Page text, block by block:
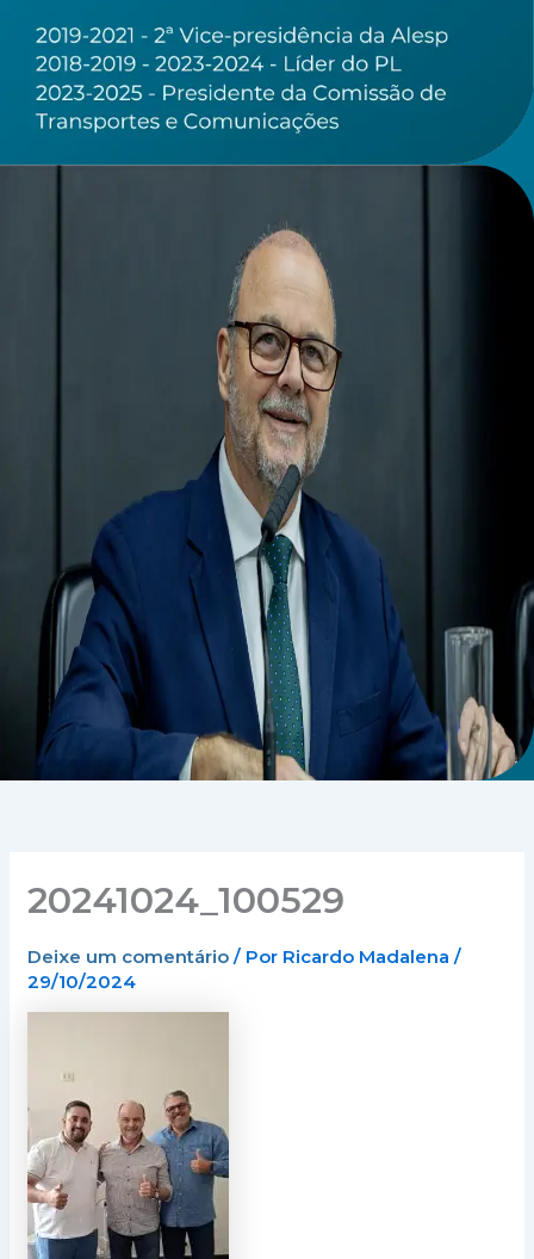
20241024_100529
Deixe um comentário / Por Ricardo Madalena/
29/10/2024